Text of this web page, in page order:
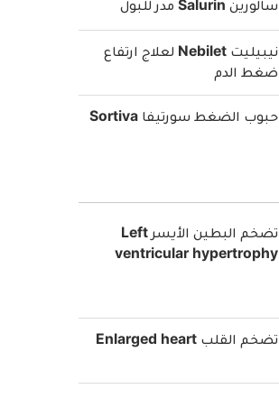
سالورين Salurin مدر للبول
نيبيليت Nebilet لعلاج ارتفاع
ضغط الدم
حبوب الضغط سورتيفا Sortiva
تضخم البطين الأيسر Left
ventricular hypertrophy
تضخم القلب Enlarged heart